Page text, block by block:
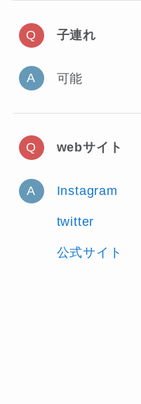
子連れ
可能
webサイト
Instagram
twitter
公式サイト